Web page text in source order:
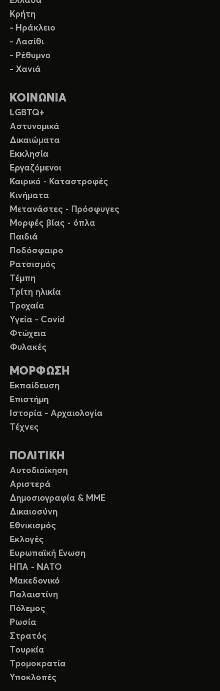
Κρήτη
- Ηράκλειο
- Λασίθι
- Ρέθυμνο
- Χανιά
ΚΟΙΝΩΝΙΑ
LGBTQ+
Αστυνομικά
Δικαιώματα
Εκκλησία
Εργαζόμενοι
Καιρικό - Καταστροφές
Κινήματα
Μετανάστες - Πρόσφυγες
Μορφές βίας - όπλα
Παιδιά
Ποδόσφαιρο
Ρατσισμός
Τέμπη
Τρίτη ηλικία
Τροχαία
Υγεία - Covid
Φτώχεια
Φυλακές
ΜΟΡΦΩΣΗ
Εκπαίδευση
Επιστήμη
Ιστορία - Αρχαιολογία
Τέχνες
ΠΟΛΙΤΙΚΗ
Αυτοδιοίκηση
Αριστερά
Δημοσιογραφία & ΜΜΕ
Δικαιοσύνη
Εθνικισμός
Εκλογές
Ευρωπαϊκή Ενωση
ΗΠΑ - ΝΑΤΟ
Μακεδονικό
Παλαιστίνη
Πόλεμος
Ρωσία
Στρατός
Τουρκία
Τρομοκρατία
Υποκλοπές